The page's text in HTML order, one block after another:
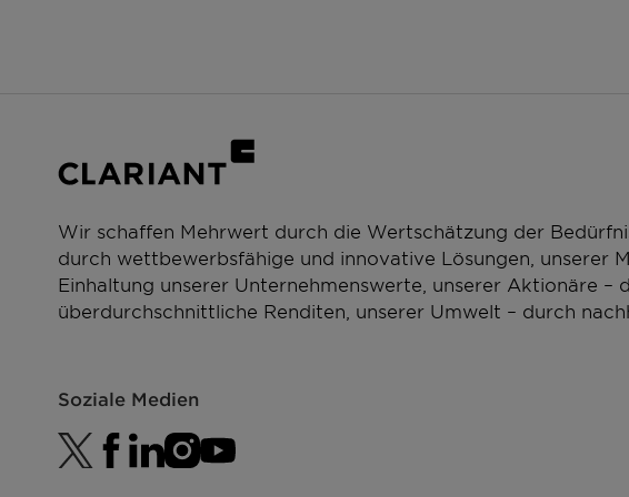
Wir schaffen Mehrwert durch die Wertschätzung der
durch wettbewerbsfähige und innovative Lösungen, unserer
Einhaltung unserer Unternehmenswerte, unserer Aktionäre –
überdurchschnittliche Renditen, unserer Umwelt – durch
Soziale Medien